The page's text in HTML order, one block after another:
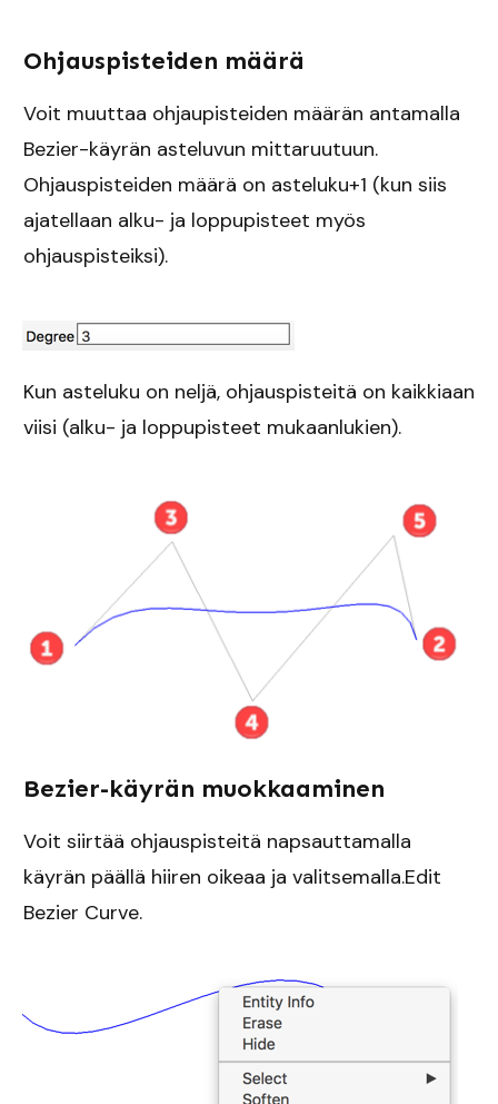
Ohjauspisteiden määrä
Voit muuttaa ohjaupisteiden määrän antamalla
Bezier-käyrän asteluvun mittaruutuun.
Ohjauspisteiden määrä on asteluku+1 (kun siis
ajatellaan alku- ja loppupisteet myös
ohjauspisteiksi).
Kun asteluku on neljä, ohjauspisteitä on kaikkiaan
viisi (alku- ja loppupisteet mukaanlukien).
Bezier-käyrän muokkaaminen
Voit siirtää ohjauspisteitä napsauttamalla
käyrän päällä hiiren oikeaa ja valitsemalla.Edit
Bezier Curve.